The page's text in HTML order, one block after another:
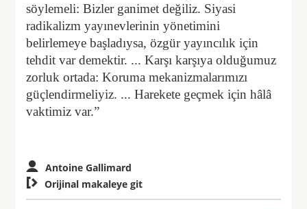
söylemeli: Bizler ganimet değiliz. Siyasi
radikalizm yayınevlerinin yönetimini
belirlemeye başladıysa, özgür yayıncılık için
tehdit var demektir. ... Karşı karşıya olduğumuz
zorluk ortada: Koruma mekanizmalarımızı
güçlendirmeliyiz. ... Harekete geçmek için hâlâ
vaktimiz var.”
Antoine Gallimard
 Orijinal makaleye git